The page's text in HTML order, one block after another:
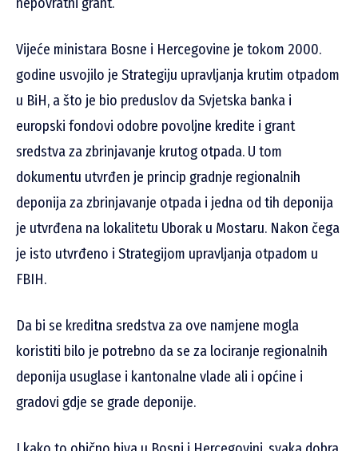
Vijeće ministara Bosne i Hercegovine je tokom 2000.
godine usvojilo je Strategiju upravljanja krutim otpadom
u BiH, a što je bio preduslov da Svjetska banka i
europski fondovi odobre povoljne kredite i grant
sredstva za zbrinjavanje krutog otpada. U tom
dokumentu utvrđen je princip gradnje regionalnih
deponija za zbrinjavanje otpada i jedna od tih deponija
je utvrđena na lokalitetu Uborak u Mostaru. Nakon čega
je isto utvrđeno i Strategijom upravljanja otpadom u
FBIH.
Da bi se kreditna sredstva za ove namjene mogla
koristiti bilo je potrebno da se za lociranje regionalnih
deponija usuglase i kantonalne vlade ali i općine i
gradovi gdje se grade deponije.